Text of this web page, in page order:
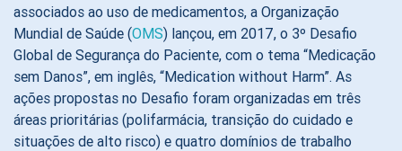
associados ao uso de medicamentos, a Organização
Mundial de Saúde (OMS) lançou, em 2017, o 3º Desafio
Global de Segurança do Paciente, com o tema “Medicação
sem Danos”, em inglês, “Medication without Harm”. As
ações propostas no Desafio foram organizadas em três
áreas prioritárias (polifarmácia, transição do cuidado e
situações de alto risco) e quatro domínios de trabalho